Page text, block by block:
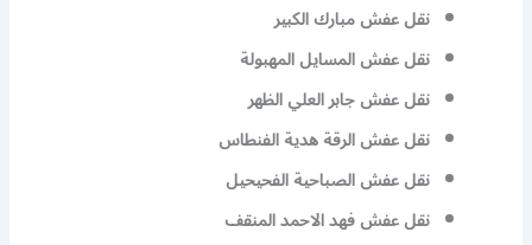
نقل عفش مبارك الكبير
نقل عفش المسايل المهبولة
نقل عفش جابر العلي الظهر
نقل عفش الرقة هدية الفنطاس
نقل عفش الصباحية الفحيحيل
نقل عفش فهد الاحمد المنقف